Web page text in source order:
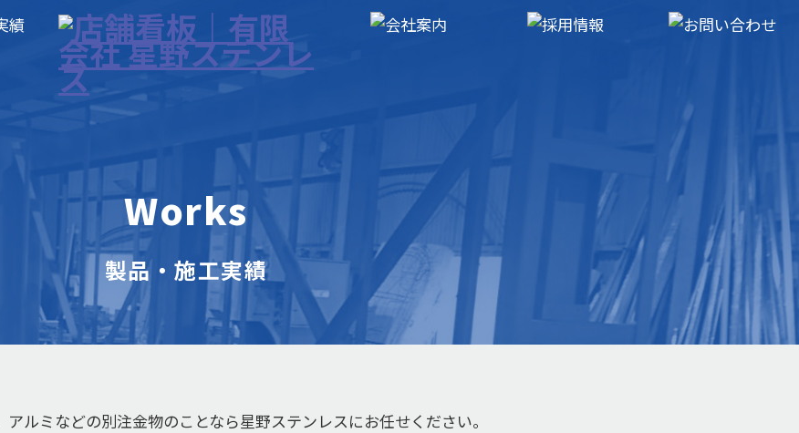
Works
製品・施工実績
アルミなどの別注金物のことなら星野ステンレスにお任せください。